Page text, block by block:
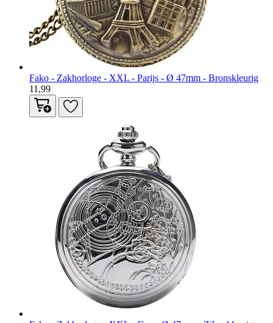
Fako - Zakhorloge - XXL - Parijs - Ø 47mm - Bronskleurig
11,99